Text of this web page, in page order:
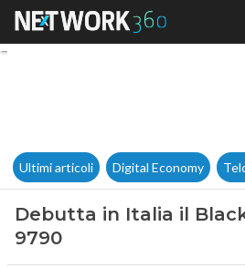
Debutta
Ultimi articoli Digital Economy
Debutta in Italia il
9790